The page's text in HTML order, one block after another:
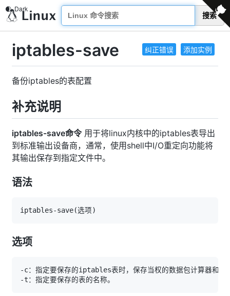
搜索
纠正错误 添加实例
iptables-save
备份iptables的表配置
补充说明
iptables-save命令用于将linux内核中的iptables表导出
到标准输出设备商，通常，使用shell中I/O重定向功能将
其输出保存到指定文件中。
语法
iptables-save(选项)
选项